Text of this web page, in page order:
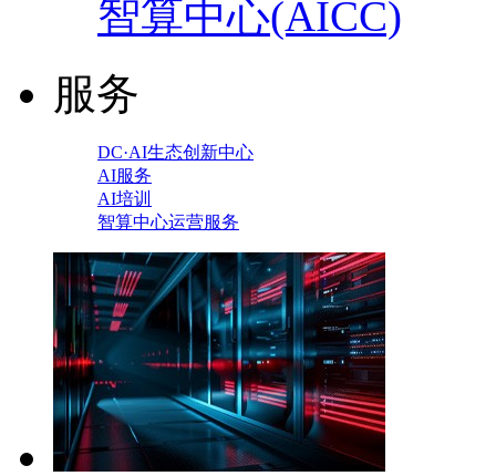
智算中心(AICC)
服务
DC·AI生态创新中心
AI服务
AI培训
智算中心运营服务